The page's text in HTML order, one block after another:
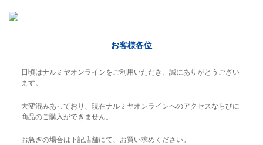
お客様各位
日頃はナルミヤオンラインをご利用いただき、誠にありがとうござい
ます。
大変混みあっており、現在ナルミヤオンラインへのアクセスならびに
商品のご購入ができません。
お急ぎの場合は下記店舗にて、お買い求めください。